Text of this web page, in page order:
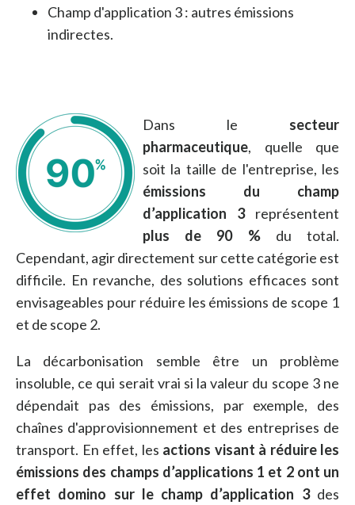
Champ d'application 3 : autres émissions
indirectes.
Dans le secteur
pharmaceutique, quelle que
soit la taille de l'entreprise, les
émissions du champ
d’application 3représentent
plus de 90 %du total.
Cependant, agir directement sur cette catégorie est
difficile. En revanche, des solutions efficaces sont
envisageables pour réduire les émissions de scope 1
et de scope 2.
La décarbonisation semble être un problème
insoluble, ce qui serait vrai si la valeur du scope 3 ne
dépendait pas des émissions, par exemple, des
chaînes d'approvisionnement et des entreprises de
transport. En effet, les actions visant à réduire les
émissions des champs d’applications 1 et 2 ont un
effet domino sur le champ d’application 3des